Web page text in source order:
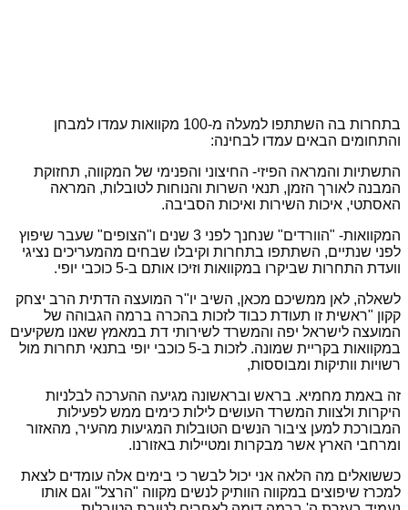
בתחרות בה השתתפו למעלה מ-100 מקוואות עמדו למבחן
והתחומים הבאים עמדו לבחינה:
התשתיות והמראה הפיזי- החיצוני והפנימי של המקווה, תחזוקת
המבנה לאורך הזמן, תנאי השרות והנוחות לטובלות, המראה
האסתטי, איכות השירות ואיכות הסביבה.
המקוואות- "הוורדים" שנחנך לפני 3 שנים ו"הצופים" שעבר שיפוץ
לפני שנתיים, השתתפו בתחרות וקיבלו שבחים מהמעריכים נציגי
וועדת התחרות שביקרו במקוואות וזיכו אותם ב-5 כוכבי יופי.
לשאלה, לאן ממשיכם מכאן, השיב יו"ר המועצה הדתית הרב יצחק
קקון "ראשית זו תעודת כבוד לזכות בהכרה ברמה הגבוהה של
המועצה לישראל יפה והמשרד לשירותי דת במאמץ שאנו משקיעים
במקוואות בקריית שמונה. לזכות ב-5 כוכבי יופי בתנאי תחרות מול
רשויות וותיקות ומבוססות,
זה באמת מחמיא. בראש ובראשונה מגיעה ההערכה לבלניות
היקרות ולצוות המשרד העושים לילות כימים ממש לפעילות
המבורכת למען ציבור הנשים הטובלות המגיעות מהעיר, מהאזור
ומרחבי הארץ אשר מבקרות ומטיילות באזורנו.
כששואלים מה הלאה אני יכול לבשר כי בימים אלה עומדים לצאת
למכרז שיפוצים במקווה הוותיק לנשים מקווה "הרצל" וגם אותו